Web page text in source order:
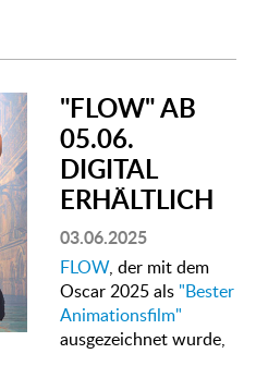
"FLOW" AB
05.06.
DIGITAL
ERHÄLTLICH
03.06.2025
FLOW, der mit dem
Oscar 2025 als "Bester
Animationsfilm"
ausgezeichnet wurde,